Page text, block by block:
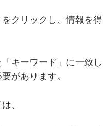
クリックし、情報を得
キーワード」に一致し
があります。
、